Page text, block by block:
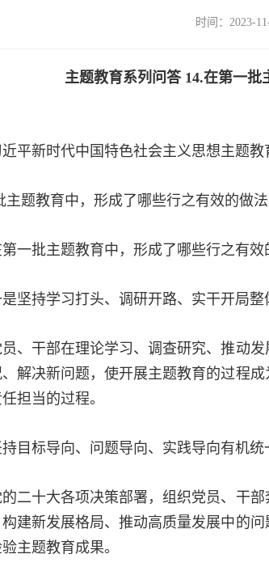
时间：2023-
主题教育系列问答 14.在第一批
平新时代中国特色社会主义思想主题教
主题教育中，形成了哪些行之有效的做法
批主题教育中，形成了哪些行之有效
持学习打头、调研开路、实干开局整
干部在理论学习、调查研究、推动发
解决新问题，使开展主题教育的过程
担当的过程。
标导向、问题导向、实践导向有机统
十大各项决策部署，组织党员、干部
建新发展格局、推动高质量发展中的
主题教育成果。